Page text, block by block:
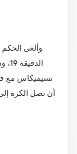
وألغى
تسيميكاس مع
أن تصل الكرة